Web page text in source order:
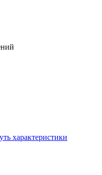
характеристики